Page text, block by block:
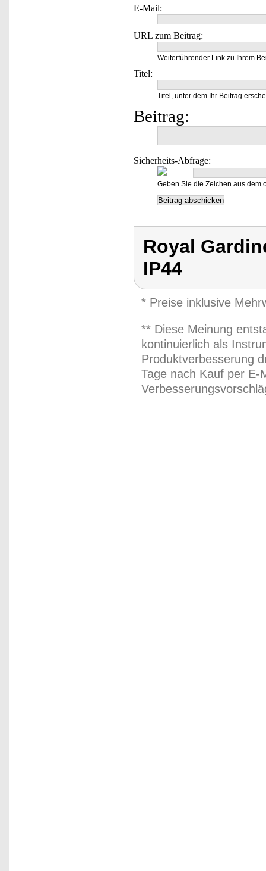
E-Mail:
URL zum Beitrag:
Weiterführender Link zu Ihrem
Titel:
Titel, unter dem Ihr Beitrag
Beitrag:
Sicherheits-Abfrage:
Geben Sie die Zeichen aus dem
Royal
IP44
* Preise inklusive
** Diese Meinung
kontinuierlich als
Produktverbesserung
Tage nach Kauf per E-